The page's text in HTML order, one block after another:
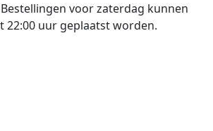
Bestellingen voor zaterdag kunnen
22:00 uur geplaatst worden.